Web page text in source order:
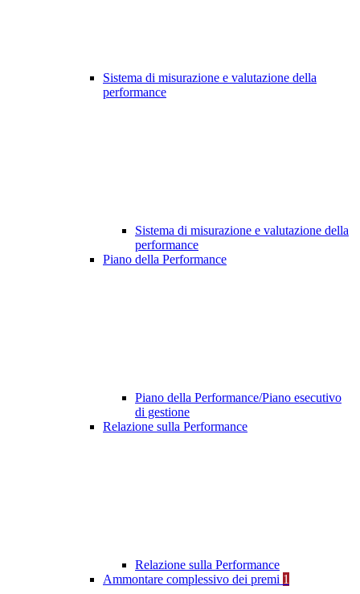
Sistema di misurazione e valutazione della
performance
Sistema di misurazione e valutazione della
performance
Piano della Performance
Piano della Performance/Piano esecutivo
di gestione
Relazione sulla Performance
Relazione sulla Performance
Ammontare complessivo dei premi 1